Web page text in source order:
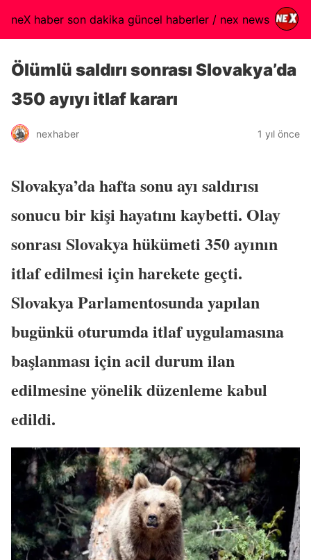
neX haber son dakika güncel haberler / nex news
Ölümlü saldırı sonrası Slovakya’da
350 ayıyı itlaf kararı
nexhaber 1 yıl önce
Slovakya’da hafta sonu ayı saldırısı
sonucu bir kişi hayatını kaybetti. Olay
sonrası Slovakya hükümeti 350 ayının
itlaf edilmesi için harekete geçti.
Slovakya Parlamentosunda yapılan
bugünkü oturumda itlaf uygulamasına
başlanması için acil durum ilan
edilmesine yönelik düzenleme kabul
edildi.